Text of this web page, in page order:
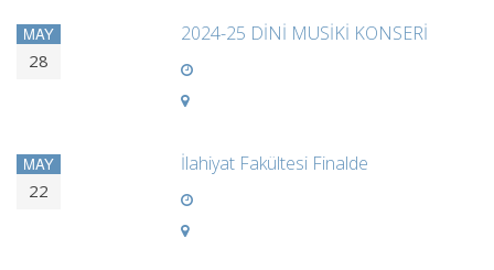
MAY
28
2024-25 DİNİ MUSİKİ KONSERİ
MAY
22
İlahiyat Fakültesi Finalde